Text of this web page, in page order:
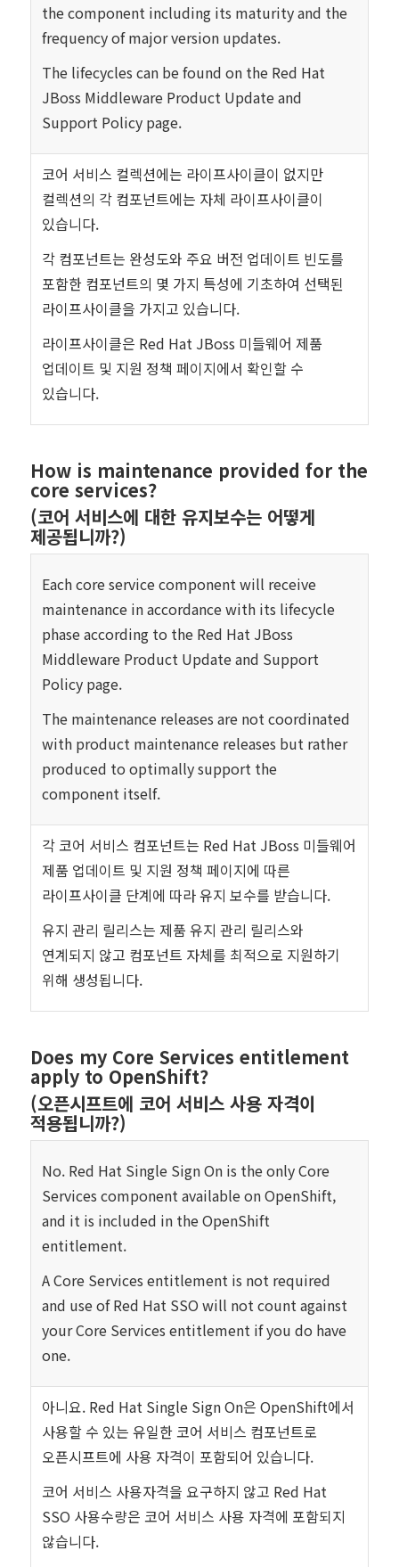
the component including its maturity and the
frequency of major version updates.
The lifecycles can be found on the Red Hat
JBoss Middleware Product Update and
Support Policypage.
코어 서비스 컬렉션에는 라이프사이클이 없지만
컬렉션의 각 컴포넌트에는 자체 라이프사이클이
있습니다.
각 컴포넌트는 완성도와 주요 버전 업데이트 빈도를
포함한 컴포넌트의 몇 가지 특성에 기초하여 선택된
라이프사이클을 가지고 있습니다.
라이프사이클은 Red Hat JBoss 미들웨어 제품
업데이트 및 지원 정책 페이지에서 확인할 수
있습니다.
How is maintenance provided for the
core services?
(코어 서비스에 대한 유지보수는 어떻게
제공됩니까?)
Each core service component will receive
maintenance in accordance with its lifecycle
phase according to the Red Hat JBoss
Middleware Product Update and Support
Policypage.
The maintenance releases are not coordinated
with product maintenance releases but rather
produced to optimally support the
component itself.
각 코어 서비스 컴포넌트는 Red Hat JBoss 미들웨어
제품 업데이트 및 지원 정책 페이지에 따른
라이프사이클 단계에 따라 유지 보수를 받습니다.
유지 관리 릴리스는 제품 유지 관리 릴리스와
연계되지 않고 컴포넌트 자체를 최적으로 지원하기
위해 생성됩니다.
Does my Core Services entitlement
apply to OpenShift?
(오픈시프트에 코어 서비스 사용 자격이
적용됩니까?)
No. Red Hat Single Sign On is the only Core
Services component available on OpenShift,
and it is included in the OpenShift
entitlement.
A Core Services entitlement is not required
and use of Red Hat SSO will not count against
your Core Services entitlement if you do have
one.
아니요. Red Hat Single Sign On은 OpenShift에서
사용할 수 있는 유일한 코어 서비스 컴포넌트로
오픈시프트에 사용 자격이 포함되어 있습니다.
코어 서비스 사용자격을 요구하지 않고 Red Hat
SSO 사용수량은 코어 서비스 사용 자격에 포함되지
않습니다.